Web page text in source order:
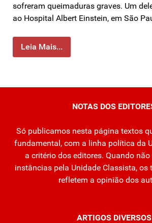
sofreram queimaduras graves. Um
ao Hospital Albert Einstein, em São
Leia Mais...
NOTAS DOS
Só publicamos nesta página textos
fundamental, com a linha política da
a critério dos editores. Quando
instâncias pela Unidade Classista, os
refletem a opinião dos
ARTIGOS DIVERSOS